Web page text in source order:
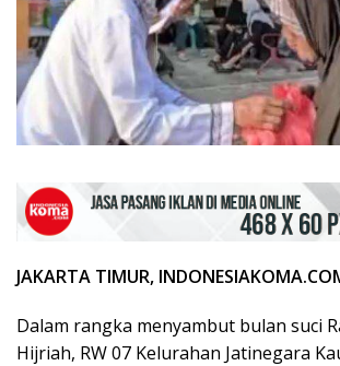
JAKARTA TIMUR,
Dalam rangka menyambut bulan suci
Hijriah, RW 07 Kelurahan Jatinegara